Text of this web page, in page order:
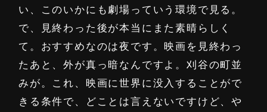
い、このいかにも劇場っていう環境で見る。
で、見終わった後が本当にまた素晴らしく
て。おすすめなのは夜です。映画を見終わっ
たあと、外が真っ暗なんですよ。刈谷の町並
みが。これ、映画に世界に没入することがで
きる条件で、どことは言えないですけど、や